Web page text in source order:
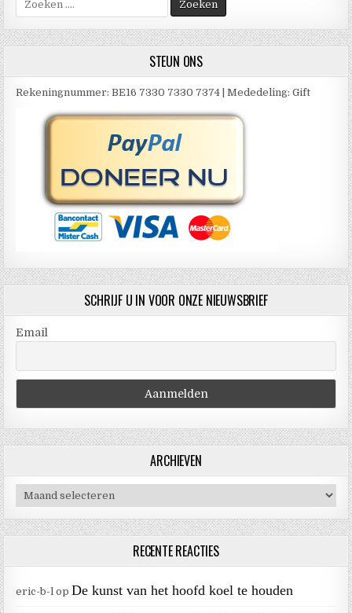
naar:
STEUN ONS
Rekeningnummer: BE16 7330 7330 7374 | Mededeling: Gift
SCHRIJF U IN VOOR ONZE NIEUWSBRIEF
Email
ARCHIEVEN
Archieven
RECENTE REACTIES
eric-b-l op De kunst van het hoofd koel te houden